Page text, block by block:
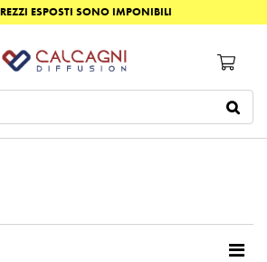
ESPOSTI SONO IMPONIBILI